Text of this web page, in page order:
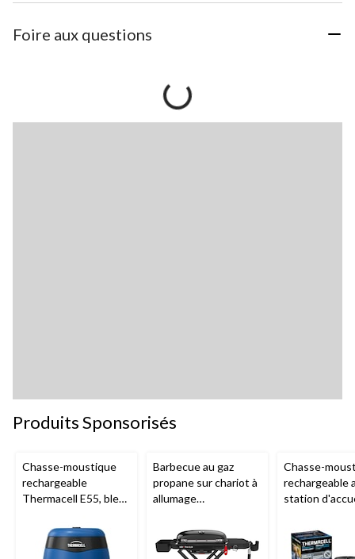
Foire aux questions
Produits Sponsorisés
Chasse-moustique
rechargeable
Thermacell E55, bleu
Barbecue au gaz
propane sur chariot à
allumage
Weber Traveller en
fonte, noir
Chasse-
rechargeable
station
charbon